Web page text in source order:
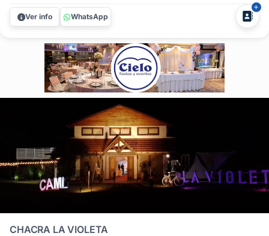
parque amplio con sombra de árboles, creando un
ambiente romántico y...
Ver info WhatsApp
CHACRA LA VIOLETA